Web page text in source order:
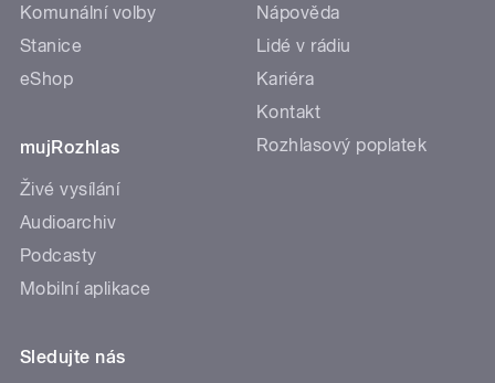
Komunální volby
Stanice
eShop
mujRozhlas
Živé vysílání
Audioarchiv
Podcasty
Mobilní aplikace
Nápověda
Lidé v rádiu
Kariéra
Kontakt
Rozhlasový poplatek
Sledujte nás